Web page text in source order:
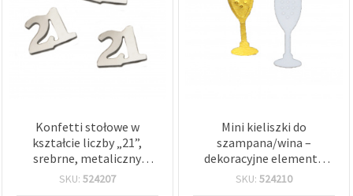
Konfetti stołowe w
kształcie liczby „21”,
srebrne, metaliczny
połysk, 13 x 10 mm, opak.
SKU: 524207
Mini kieliszki do
szampana/wina –
dekoracyjne elementy
7x22 mm, op. 14 g, do DIY,
SKU: 524210